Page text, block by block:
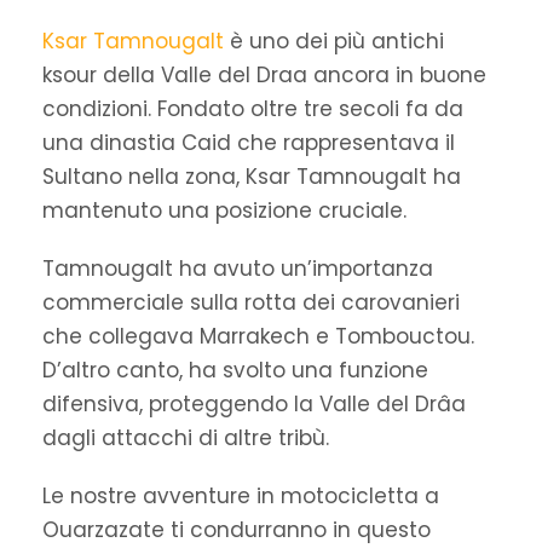
Ksar Tamnougalt è uno dei più antichi
ksour della Valle del Draa ancora in buone
condizioni. Fondato oltre tre secoli fa da
una dinastia Caid che rappresentava il
Sultano nella zona, Ksar Tamnougalt ha
mantenuto una posizione cruciale.
Tamnougalt ha avuto un’importanza
commerciale sulla rotta dei carovanieri
che collegava Marrakech e Tombouctou.
D’altro canto, ha svolto una funzione
difensiva, proteggendo la Valle del Drâa
dagli attacchi di altre tribù.
Le nostre avventure in motocicletta a
Ouarzazate ti condurranno in questo